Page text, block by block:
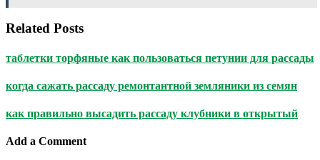
Related Posts
таблетки торфяные как пользоваться петунии для рассады
когда сажать рассаду ремонтантной земляники из семян
как правильно высадить рассаду клубники в открытый
Add a Comment